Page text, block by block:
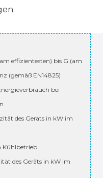
effizientesten) bis G (am
(gemäß EN14825)
bei
des Geräts in kW im
Kühlbetrieb
des Geräts in kW im